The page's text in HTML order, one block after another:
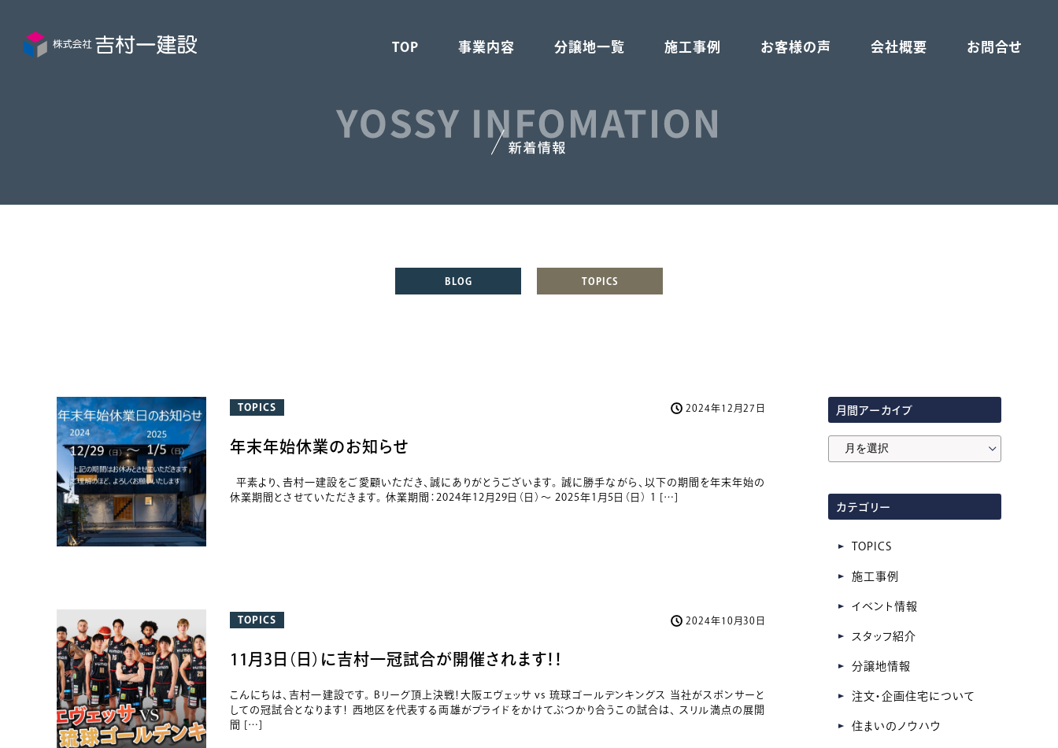
TOP 事業内容 分譲地一覧 施工事例 お客様の声 会社概要 お問合せ
BLOG TOPICS
TOPICS 2024年12月27日
年末年始休業のお知らせ
平素より、𠮷村一建設をご愛顧いただき、誠にありがとうございます。 誠に勝手ながら、以下の期間を年末年始の
休業期間とさせていただきます。 休業期間：2024年12月29日（日）～ 2025年1月5日（日） 1 […]
TOPICS 2024年10月30日
11月3日（日）に吉村一冠試合が開催されます！！
こんにちは、吉村一建設です。 Bリーグ頂上決戦！大阪エヴェッサ vs 琉球ゴールデンキングス 当社がスポンサーと
しての冠試合となります！ 西地区を代表する両雄がプライドをかけてぶつかり合うこの試合は、 スリル満点の展開
間 […]
月間アーカイブ
ア
ー
カ
イ
カテゴリー
TOPICS
施工事例
イベント情報
スタッフ紹介
分譲地情報
注文・企画住宅について
住まいのノウハウ